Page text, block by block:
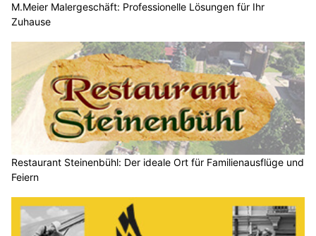
M.Meier Malergeschäft: Professionelle Lösungen für Ihr
Zuhause
Restaurant Steinenbühl: Der ideale Ort für Familienausflüge und
Feiern